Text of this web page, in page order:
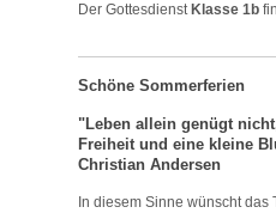
Der Gottesdienst Klasse 1b
Schöne Sommerferien
"Leben allein genügt
Freiheit und eine kleine
Christian Andersen
In diesem Sinne wünscht